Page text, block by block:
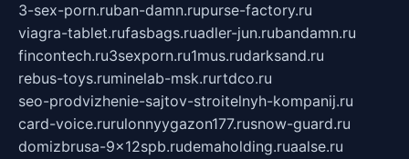
3-sex-porn.ruban-damn.rupurse-factory.ru
viagra-tablet.rufasbags.ruadler-jun.rubandamn.ru
fincontech.ru3sexporn.ru1mus.rudarksand.ru
rebus-toys.ruminelab-msk.rurtdco.ru
seo-prodvizhenie-sajtov-stroitelnyh-kompanij.ru
card-voice.rurulonnyygazon177.rusnow-guard.ru
domizbrusa-9x12spb.rudemaholding.ruaalse.ru